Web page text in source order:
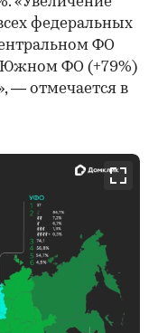
федеральных
ФО
Южном ФО (+79%)
— отмечается в